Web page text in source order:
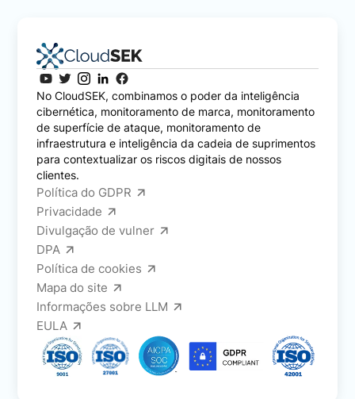
No CloudSEK, combinamos o poder da inteligência
cibernética, monitoramento de marca, monitoramento
de superfície de ataque, monitoramento de
infraestrutura e inteligência da cadeia de suprimentos
para contextualizar os riscos digitais de nossos
clientes.
Política do GDPR
Privacidade
Divulgação de vulner
DPA
Política de cookies
Mapa do site
Informações sobre LLM
EULA